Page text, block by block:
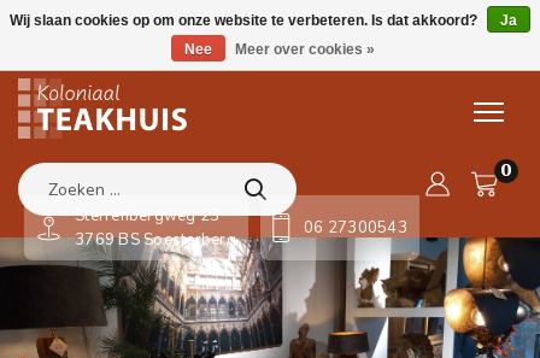
0
Sterrenbergweg 23
3769 BS Soesterberg
06 27300543
Wij slaan cookies op om onze website te verbeteren. Is dat akkoord?
Ja
Nee
Meer over cookies »